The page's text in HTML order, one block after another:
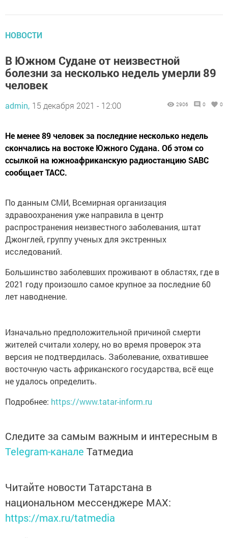
НОВОСТИ
В Южном Судане от неизвестной
болезни за несколько недель умерли 89
человек
admin, 15 декабря 2021 - 12:00 2906 0 0
Не менее 89 человек за последние несколько недель
скончались на востоке Южного Судана. Об этом со
ссылкой на южноафриканскую радиостанцию SABC
сообщает ТАСС.
По данным СМИ, Всемирная организация
здравоохранения уже направила в центр
распространения неизвестного заболевания, штат
Джонглей, группу ученых для экстренных
исследований.
Большинство заболевших проживают в областях, где в
2021 году произошло самое крупное за последние 60
лет наводнение.
Изначально предположительной причиной смерти
жителей считали холеру, но во время проверок эта
версия не подтвердилась. Заболевание, охватившее
восточную часть африканского государства, всё еще
не удалось определить.
Подробнее: https://www.tatar-inform.ru
Следите за самым важным и интересным в
Telegram-канале Татмедиа
Читайте новости Татарстана в
национальном мессенджере MАХ:
https://max.ru/tatmedia